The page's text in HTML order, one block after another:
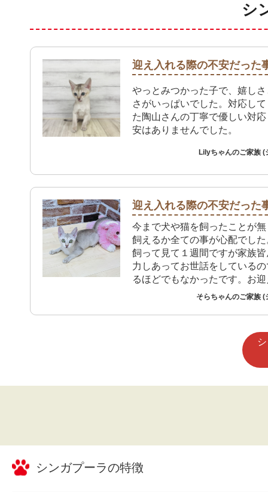
シ
迎え入れる際の不安だった
やっとみつかった子で、嬉し
さがいっぱいでした。対応し
た陶山さんの丁寧で優しい対
安はありませんでした。
Lilyちゃんのご家族 (
迎え入れる際の不安だった
今まで犬や猫を飼ったことが
飼えるか全ての事が心配でし
飼って見て１週間ですが家族
力しあってお世話をしている
るほどでもなかったです。お
スタッフの方の丁寧な説明が
そらちゃんのご家族 (
シンガプーラの特徴